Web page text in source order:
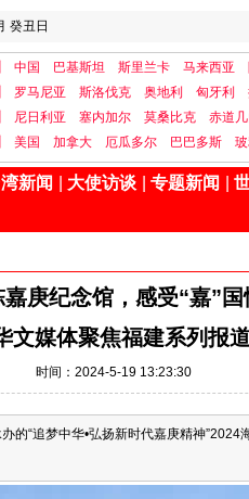
癸丑日
中国 巴基斯坦 斯里兰卡 马来西亚
罗马尼亚 斯洛伐克 奥地利 匈牙利
尼日利亚 塞内加尔 莫桑比克 赤道
美国 加拿大 厄瓜多尔 巴巴多斯
新闻 大使访谈 专题新闻
嘉庚纪念馆，感受“嘉”国
文媒体聚焦福建系列报
时间：2024-5-19 13:23:30
的“追梦中华•弘扬新时代嘉庚精神